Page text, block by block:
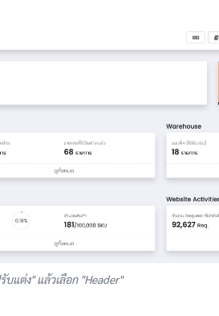
บแต่ง" แล้วเลือก "Header"